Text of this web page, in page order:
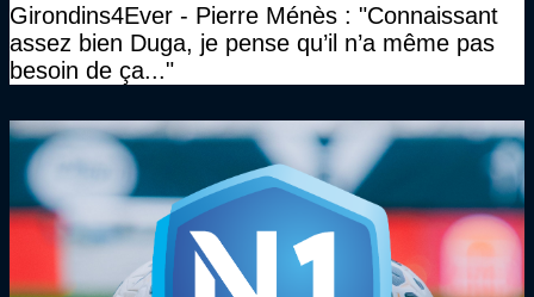
Girondins4Ever - Pierre Ménès : "Connaissant
assez bien Duga, je pense qu’il n’a même pas
besoin de ça..."